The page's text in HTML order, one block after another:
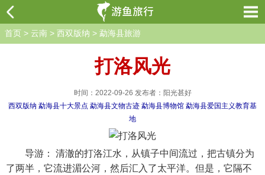
首页 > 云南 > 西双版纳 > 勐海县旅游
打洛风光
时间：2022-09-26 发布者：阳光甚好
西双版纳 勐海县十大景点 勐海县文物古迹 勐海县博物馆 勐海县爱国主义教育基
地
导游： 清澈的打洛江水，从镇子中间流过，把古镇分为
了两半，它流进湄公河，然后汇入了太平洋。但是，它隔不